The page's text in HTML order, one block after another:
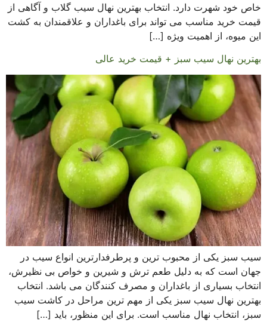
خاص خود شهرت دارد. انتخاب بهترین نهال سیب گلاب و آگاهی از
قیمت خرید مناسب می تواند برای باغداران و علاقمندان به کشت
این میوه، از اهمیت ویژه […]
بهترین نهال سیب سبز + قیمت خرید عالی
سیب سبز یکی از محبوب ترین و پرطرفدارترین انواع سیب در
جهان است که به دلیل طعم ترش و شیرین و خواص بی نظیرش،
انتخاب بسیاری از باغداران و مصرف کنندگان می باشد. انتخاب
بهترین نهال سیب سبز یکی از مهم ترین مراحل در کاشت سیب
سبز، انتخاب نهال مناسب است. برای این منظور، باید […]